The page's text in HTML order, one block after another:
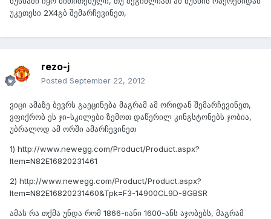
უკეთესი 2X4გბ შემარჩევინეთ,
rezo-j
Posted September 22, 2012
ვიცი ამაზე ბევრს გაეცინება მაგრამ ამ ორიდან შემარჩევინეთ,
ვფიქრობ ეს ჯი-სკილები ზემოთ დაწერილ კინგსტონებს ჯობია,
უბრალოდ ამ ორში ამარჩევინეთ
1) http://www.newegg.com/Product/Product.aspx?
Item=N82E16820231461
2) http://www.newegg.com/Product/Product.aspx?
Item=N82E16820231460&Tpk=F3-14900CL9D-8GBSR
ამას რა თქმა უნდა რომ 1866-იანი 1600-ანს აჯობებს, მაგრამ